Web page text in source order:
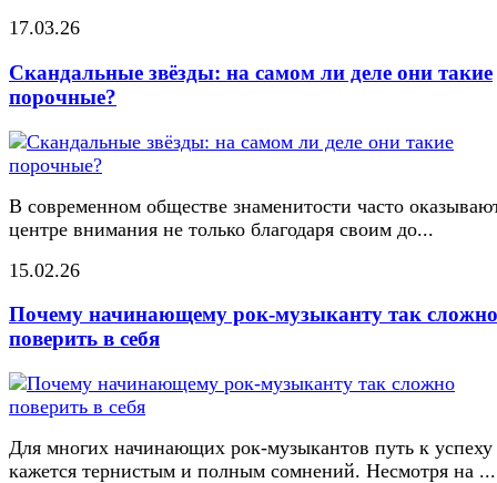
17.03.26
Скандальные звёзды: на самом ли деле они такие
порочные?
В современном обществе знаменитости часто
центре внимания не только благодаря своим до...
15.02.26
Почему начинающему рок-музыканту так сложно
поверить в себя
Для многих начинающих рок-музыкантов путь к успеху
кажется тернистым и полным сомнений. Несмотря на ...